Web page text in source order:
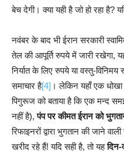
बेच देगी। क्या यही है जो हो रहा है?
नवंबर के बाद भी ईरान सरकारी
तेल की आपूर्ति रुपये में जारी
निर्यात के लिए रुपये या वस्तु-
समाचार है[4] । लेकिन यहाँ एक
पिगुरूज को बताया है कि एक मन्द
नहीं है),पंप पर कीमत ईरान को
रिफाइनरों द्वारा भुगतान की जाने
खरीद रहे हैं! यदि सही है, तो यहदिन-